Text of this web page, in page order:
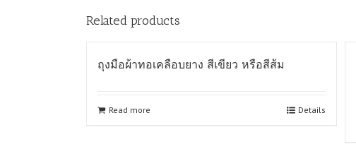
Related products
ถุงมือผ้าทอเคลือบยาง สีเขียว หรือสีส้ม
Read more Details